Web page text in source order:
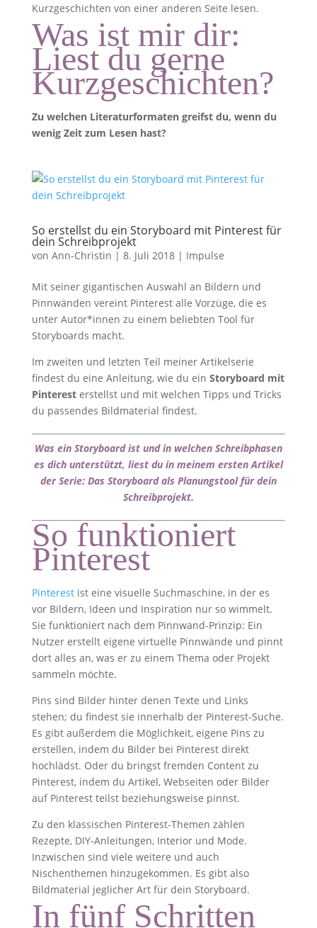
Kurzgeschichten von einer anderen Seite lesen.
Was ist mir dir:
Liest du gerne
Kurzgeschichten?
Zu welchen Literaturformaten greifst du, wenn du
wenig Zeit zum Lesen hast?
So erstellst du ein Storyboard mit Pinterest für
dein Schreibprojekt
von Ann-Christin | 8. Juli 2018| Impulse
Mit seiner gigantischen Auswahl an Bildern und
Pinnwänden vereint Pinterest alle Vorzüge, die es
unter Autor*innen zu einem beliebten Tool für
Storyboards macht.
Im zweiten und letzten Teil meiner Artikelserie
findest du eine Anleitung, wie du ein Storyboard mit
Pinteresterstellst und mit welchen Tipps und Tricks
du passendes Bildmaterial findest.
Was ein Storyboard ist und in welchen Schreibphasen
es dich unterstützt, liest du in meinem ersten Artikel
der Serie: Das Storyboard als Planungstool für dein
Schreibprojekt.
So funktioniert
Pinterest
Pinterestist eine visuelle Suchmaschine, in der es
vor Bildern, Ideen und Inspiration nur so wimmelt.
Sie funktioniert nach dem Pinnwand-Prinzip: Ein
Nutzer erstellt eigene virtuelle Pinnwände und pinnt
dort alles an, was er zu einem Thema oder Projekt
sammeln möchte.
Pins sind Bilder hinter denen Texte und Links
stehen; du findest sie innerhalb der Pinterest-Suche.
Es gibt außerdem die Möglichkeit, eigene Pins zu
erstellen, indem du Bilder bei Pinterest direkt
hochlädst. Oder du bringst fremden Content zu
Pinterest, indem du Artikel, Webseiten oder Bilder
auf Pinterest teilst beziehungsweise pinnst.
Zu den klassischen Pinterest-Themen zählen
Rezepte, DIY-Anleitungen, Interior und Mode.
Inzwischen sind viele weitere und auch
Nischenthemen hinzugekommen. Es gibt also
Bildmaterial jeglicher Art für dein Storyboard.
In fünf Schritten